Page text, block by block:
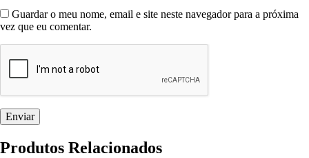
Guardar o meu nome, email e site neste navegador para a próxima
vez que eu comentar.
Produtos Relacionados